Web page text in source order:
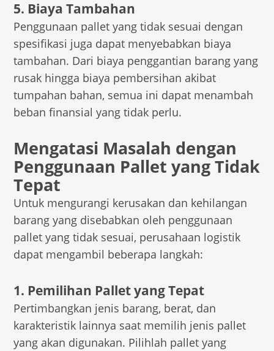
5. Biaya Tambahan
Penggunaan pallet yang tidak sesuai dengan
spesifikasi juga dapat menyebabkan biaya
tambahan. Dari biaya penggantian barang yang
rusak hingga biaya pembersihan akibat
tumpahan bahan, semua ini dapat menambah
beban finansial yang tidak perlu.
Mengatasi Masalah dengan
Penggunaan Pallet yang Tidak
Tepat
Untuk mengurangi kerusakan dan kehilangan
barang yang disebabkan oleh penggunaan
pallet yang tidak sesuai, perusahaan logistik
dapat mengambil beberapa langkah:
1. Pemilihan Pallet yang Tepat
Pertimbangkan jenis barang, berat, dan
karakteristik lainnya saat memilih jenis pallet
yang akan digunakan. Pilihlah pallet yang